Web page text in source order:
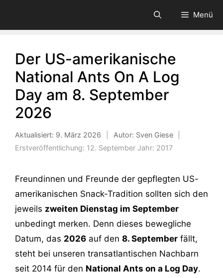
Menü
Der US-amerikanische
National Ants On A Log
Day am 8. September
2026
Aktualisiert: 9. März 2026 Autor: Sven Giese
Erstveröffentlichung: 12. September Jahr: 2017
Freundinnen und Freunde der gepflegten US-
amerikanischen Snack-Tradition sollten sich den
jeweils zweiten Dienstag im September
unbedingt merken. Denn dieses bewegliche
Datum, das 2026 auf den 8. September fällt,
steht bei unseren transatlantischen Nachbarn
seit 2014 für den National Ants on a Log Day.